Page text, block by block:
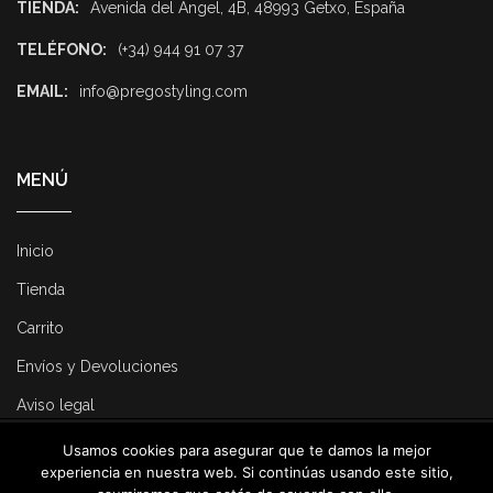
TIENDA: Avenida del Ángel, 4B, 48993 Getxo, España
TELÉFONO: (+34) 944 91 07 37
EMAIL: info@pregostyling.com
MENÚ
Inicio
Tienda
Carrito
Envíos y Devoluciones
Aviso legal
© 2025 Pregostyling. All Rights Reserved. Developed by
Dirk
Usamos cookies para asegurar que te damos la mejor
experiencia en nuestra web. Si continúas usando este sitio,